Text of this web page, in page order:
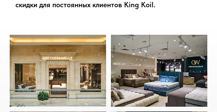
скидки для постоянных клиентов King Koil.